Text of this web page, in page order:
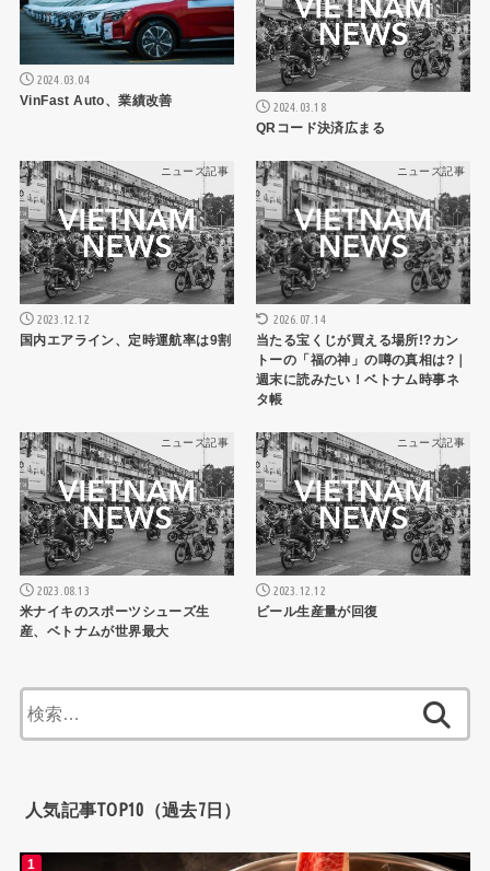
2024.03.04
VinFast Auto、業績改善 2024.03.18
QRコード決済広まる
ニュース記事
2023.12.12
国内エアライン、定時運航率は9割
ニュース記事
2026.07.14
当たる宝くじが買える場所!?カン
トーの「福の神」の噂の真相は?｜
週末に読みたい！ベトナム時事ネ
タ帳
ニュース記事
2023.08.13
米ナイキのスポーツシューズ生
産、ベトナムが世界最大
ニュース記事
2023.12.12
ビール生産量が回復
索:
人気記事TOP10（過去7日）